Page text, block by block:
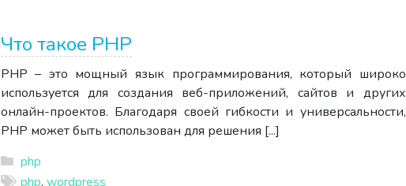
Что такое PHP
PHP – это мощный язык программирования, который широко
используется для создания веб-приложений, сайтов и других
онлайн-проектов. Благодаря своей гибкости и универсальности,
PHP может быть использован для решения [...]
php
php, wordpress